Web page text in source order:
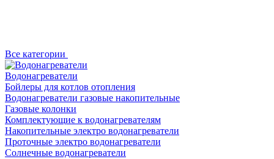
Все категории
Водонагреватели
Бойлеры для котлов отопления
Водонагреватели газовые накопительные
Газовые колонки
Комплектующие к водонагревателям
Накопительные электро водонагреватели
Проточные электро водонагреватели
Солнечные водонагреватели